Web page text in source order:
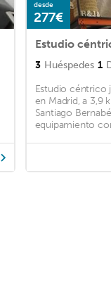
desde
277€
3 Huéspedes 1
Estudio céntrico
en Madrid, a 3,9
Santiago
equipamiento